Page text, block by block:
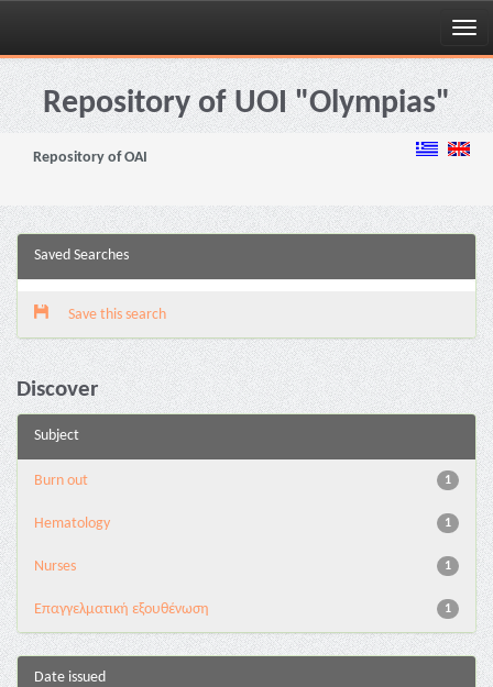
Skip
navigationRepository of UOI "Olympias"
Repository of OAI
Saved Searches
Save this search
Discover
Subject
1
Burn out
1
Hematology
1
Nurses
1
Επαγγελματική εξουθένωση
Date issued